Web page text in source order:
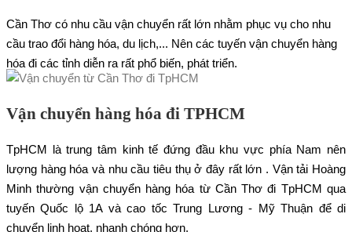
Cần Thơ có nhu cầu vận chuyển rất lớn nhằm phục vụ cho nhu
cầu trao đổi hàng hóa, du lịch,... Nên các tuyến vận chuyển hàng
hóa đi các tỉnh diễn ra rất phổ biến, phát triển.
Vận chuyển hàng hóa đi TPHCM
TpHCM là trung tâm kinh tế đứng đầu khu vực phía Nam nên
lượng hàng hóa và nhu cầu tiêu thụ ở đây rất lớn . Vận tải Hoàng
Minh thường vận chuyển hàng hóa từ Cần Thơ đi TpHCM qua
tuyến Quốc lộ 1A và cao tốc Trung Lương - Mỹ Thuận để di
chuyển linh hoạt, nhanh chóng hơn.